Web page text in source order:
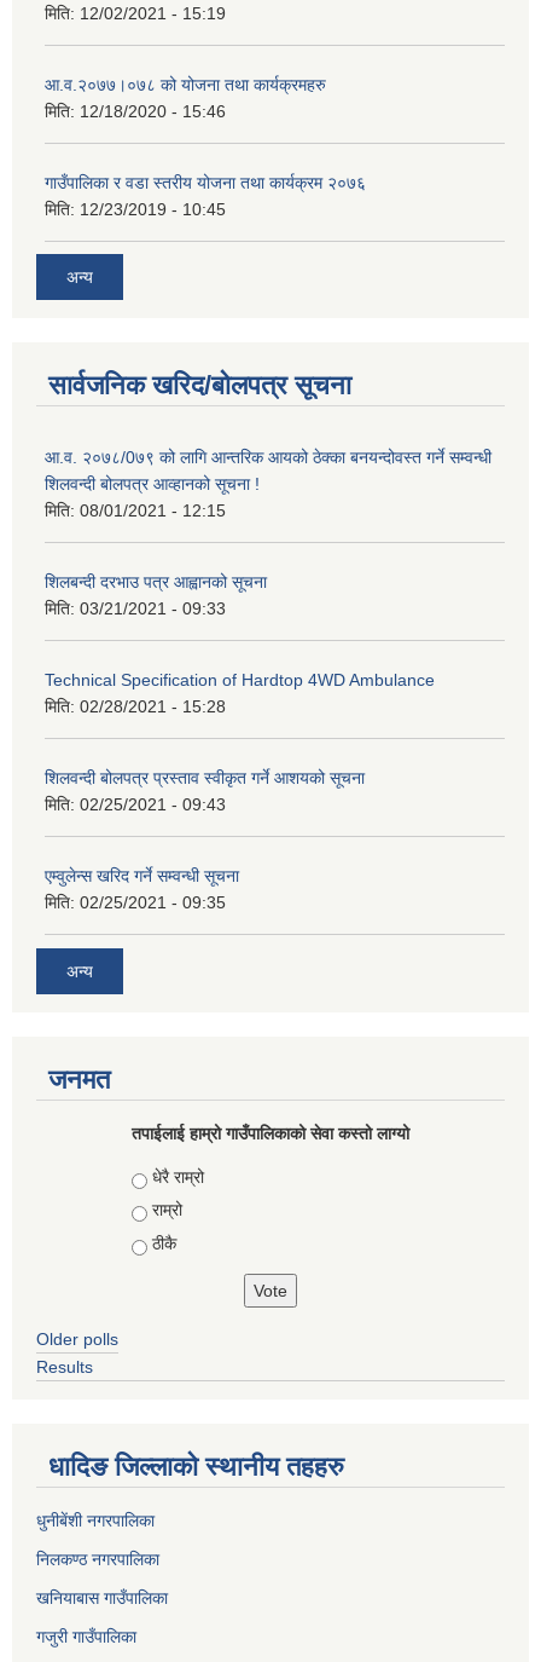
मिति: 12/02/2021 - 15:19
आ.व.२०७७।०७८ को योजना तथा कार्यक्रमहरु
मिति: 12/18/2020 - 15:46
गाउँपालिका र वडा स्तरीय योजना तथा कार्यक्रम २०७६
मिति: 12/23/2019 - 10:45
अन्य
सार्वजनिक खरिद/बोलपत्र सूचना
आ.व. २०७८/0७९ को लागि आन्तरिक आयको ठेक्का बनयन्दोवस्त गर्ने सम्वन्धी
शिलवन्दी बोलपत्र आव्हानको सूचना !
मिति: 08/01/2021 - 12:15
शिलबन्दी दरभाउ पत्र आह्वानको सूचना
मिति: 03/21/2021 - 09:33
Technical Specification of Hardtop 4WD Ambulance
मिति: 02/28/2021 - 15:28
शिलवन्दी बोलपत्र प्रस्ताव स्वीकृत गर्ने आशयको सूचना
मिति: 02/25/2021 - 09:43
एम्वुलेन्स खरिद गर्ने सम्वन्धी सूचना
मिति: 02/25/2021 - 09:35
अन्य
जनमत
तपाईलाई हाम्रो गाउँपालिकाको सेवा कस्तो लाग्यो
Choices
धेरै राम्रो
राम्रो
ठीकै
Older polls
Results
धादिङ जिल्लाकाे स्थानीय तहहरु
धुनीबेंशी नगरपालिका
निलकण्ठ नगरपालिका
खनियाबास गाउँपालिका
गजुरी गाउँपालिका